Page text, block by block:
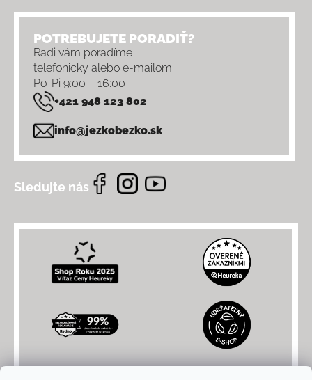
POTREBUJETE PORADIŤ?
Radi vám poradíme
telefonicky alebo e-mailom
Po-Pi 9:00 – 16:00
+421 948 123 802
info@jezkobezko.sk
Sledujte nás